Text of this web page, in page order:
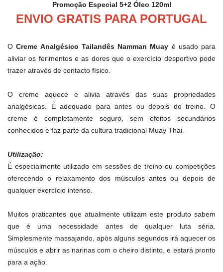
Promoção Especial 5+2 Óleo 120ml
ENVIO GRATIS PARA PORTUGAL
O Creme Analgésico Tailandês Namman Muay é usado para
aliviar os ferimentos e as dores que o exercício desportivo pode
trazer através de contacto físico.
O creme aquece e alivia através das suas propriedades
analgésicas. É adequado para antes ou depois do treino. O
creme é completamente seguro, sem efeitos secundários
conhecidos e faz parte da cultura tradicional Muay Thai.
Utilização:
É especialmente utilizado em sessões de treino ou competições
oferecendo o relaxamento dos músculos antes ou depois de
qualquer exercício intenso.
Muitos praticantes que atualmente utilizam este produto sabem
que é uma necessidade antes de qualquer luta séria.
Simplesmente massajando, após alguns segundos irá aquecer os
músculos e abrir as narinas com o cheiro distinto, e estará pronto
para a ação.